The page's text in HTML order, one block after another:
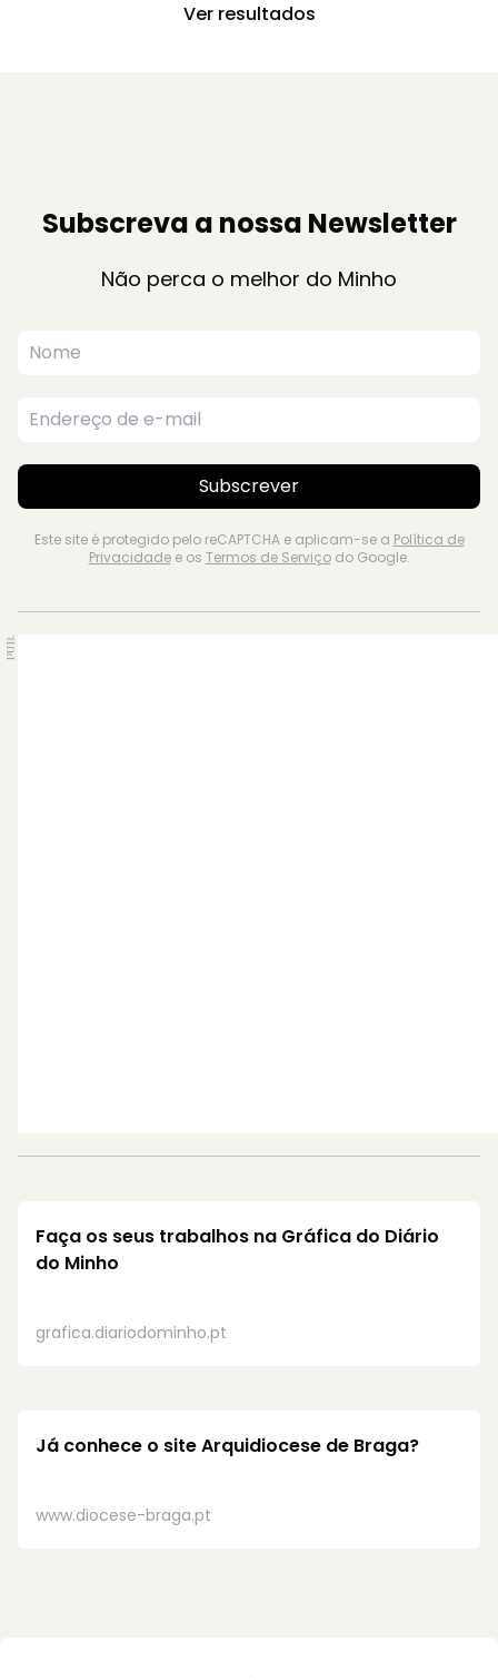
Ver resultados
Subscreva a nossa Newsletter
Não perca o melhor do Minho
Subscrever
Este site é protegido pelo reCAPTCHA e aplicam-se a Política de
Privacidadee os Termos de Serviçodo Google.
PUB.
Faça os seus trabalhos na Gráfica do Diário
do Minho
grafica.diariodominho.pt
Já conhece o siteArquidiocese de Braga?
www.diocese-braga.pt